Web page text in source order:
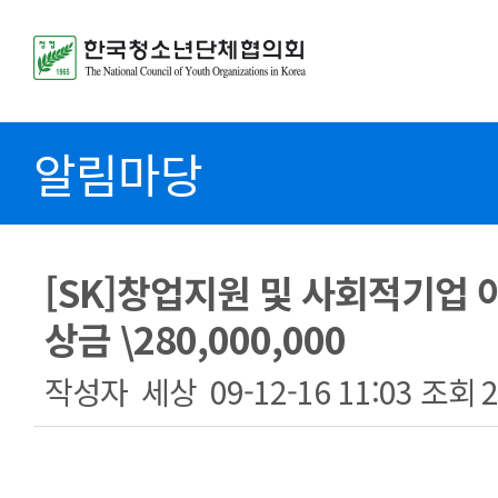
알림마당
[SK]창업지원 및 사회적기업
상금 \280,000,000
작성자 세상 09-12-16 11:03 조회